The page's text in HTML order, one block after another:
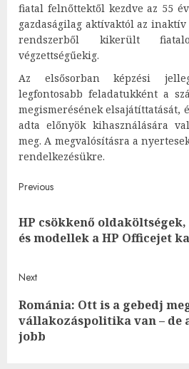
fiatal felnőttektől kezdve az 55
gazdaságilag aktívaktól az
rendszerből kikerült
végzettségűekig.
Az elsősorban képzési
legfontosabb feladatukként a
megismerésének elsajátíttatását,
adta előnyök kihasználására
meg. A megvalósításra a
rendelkezésükre.
Post
navigation
Previous
HP csökkenő
és modellek a HP Officejet
Next
Next
post:
Románia: Ott is a gebedj
vállakozáspolitika van – de
jobb